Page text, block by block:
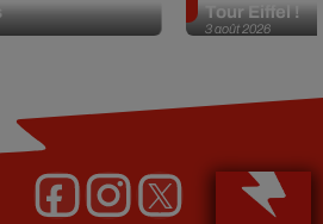
3 août 2026
Tour Eiffel !